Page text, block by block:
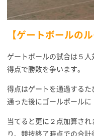
【ゲートボールのル
ゲートボールの試合は５
得点で勝敗を争います。
得点はゲートを通過する
通った後にゴールポールに
当てると更に２点加算さ
り、競技終了時点での合計